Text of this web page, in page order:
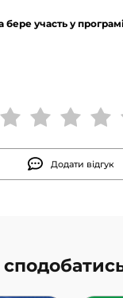
бере участь у
Додати відгук